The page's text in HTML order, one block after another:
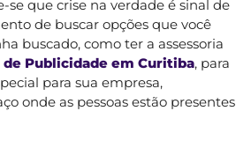
que crise na verdade é sinal de
de buscar opções que você
buscado, como ter a assessoria
Publicidade em Curitiba, para
para sua empresa,
onde as pessoas estão presentes